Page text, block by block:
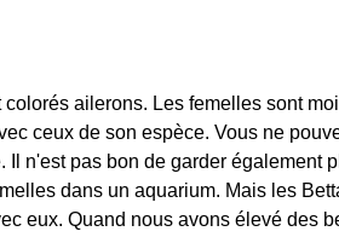
ailerons. Les femelles sont
ceux de son espèce. Vous ne
n'est pas bon de garder également
dans un aquarium. Mais les
eux. Quand nous avons élevé des